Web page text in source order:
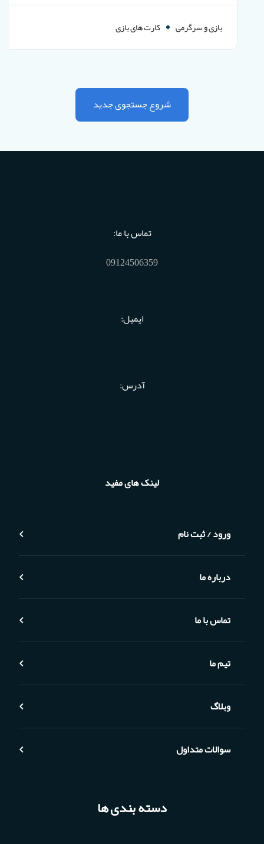
بازی و سرگرمی کارت های بازی
شروع جستجوی جدید
تماس با ما:
09124506359
ایمیل:
آدرس:
لینک های مفید
ورود / ثبت نام
درباره ما
تماس با ما
تیم ما
وبلاگ
سوالات متداول
دسته بندی ها